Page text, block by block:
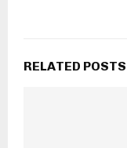
RELATED POSTS